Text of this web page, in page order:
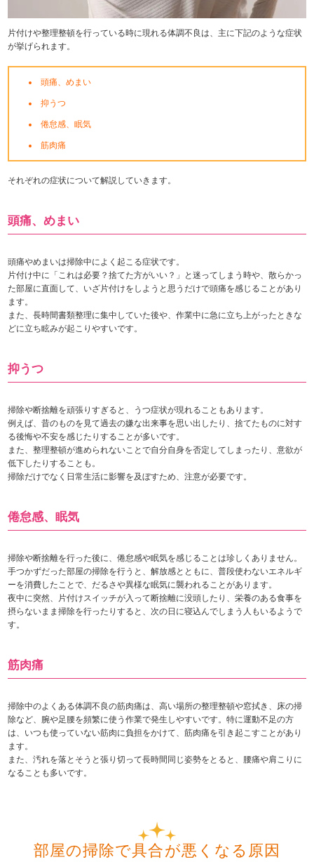
片付けや整理整頓を行っている時に現れる体調不良は、主に下記のような症状
が挙げられます。
頭痛、めまい
抑うつ
倦怠感、眠気
筋肉痛
それぞれの症状について解説していきます。
頭痛、めまい
頭痛やめまいは掃除中によく起こる症状です。
片付け中に「これは必要？捨てた方がいい？」と迷ってしまう時や、散らかっ
た部屋に直面して、いざ片付けをしようと思うだけで頭痛を感じることがあり
ます。
また、長時間書類整理に集中していた後や、作業中に急に立ち上がったときな
どに立ち眩みが起こりやすいです。
抑うつ
掃除や断捨離を頑張りすぎると、うつ症状が現れることもあります。
例えば、昔のものを見て過去の嫌な出来事を思い出したり、捨てたものに対す
る後悔や不安を感じたりすることが多いです。
また、整理整頓が進められないことで自分自身を否定してしまったり、意欲が
低下したりすることも。
掃除だけでなく日常生活に影響を及ぼすため、注意が必要です。
倦怠感、眠気
掃除や断捨離を行った後に、倦怠感や眠気を感じることは珍しくありません。
手つかずだった部屋の掃除を行うと、解放感とともに、普段使わないエネルギ
ーを消費したことで、だるさや異様な眠気に襲われることがあります。
夜中に突然、片付けスイッチが入って断捨離に没頭したり、栄養のある食事を
摂らないまま掃除を行ったりすると、次の日に寝込んでしまう人もいるようで
す。
筋肉痛
掃除中のよくある体調不良の筋肉痛は、高い場所の整理整頓や窓拭き、床の掃
除など、腕や足腰を頻繁に使う作業で発生しやすいです。特に運動不足の方
は、いつも使っていない筋肉に負担をかけて、筋肉痛を引き起こすことがあり
ます。
また、汚れを落とそうと張り切って長時間同じ姿勢をとると、腰痛や肩こりに
なることも多いです。
部屋の掃除で具合が悪くなる原因